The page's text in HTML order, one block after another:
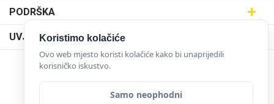
Aleja javora 13, 10000 Zagreb
prodaja@maskice.hr
Poslovnica Trešnjevka
Poslovnica Dubrava
Poslovnica Kvatrić
Poslovnica Velika Gorica
Poslovnica Karlovac
PODRŠKA
Dostava
O nama
Karijera u maskice.hr
UVJETI KORIŠTENJA
Klub vjernosti
NAČINI PLAĆANJA
Koristimo kolačiće
Ovo web mjesto koristi kolačiće kako bi unaprijedili
korisničko iskustvo.
Samo neophodni